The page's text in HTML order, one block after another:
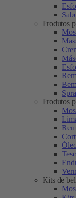
Produtos
Produtos
Kits de